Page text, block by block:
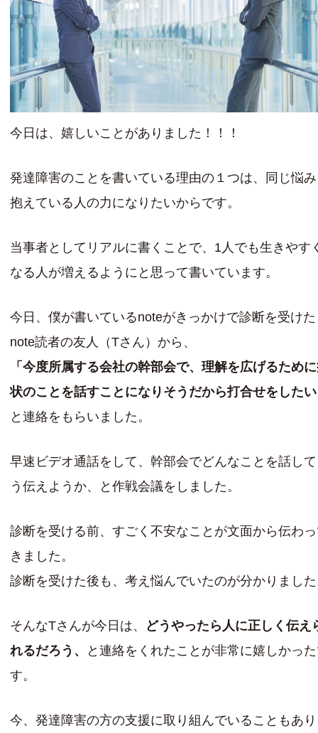
今日は、嬉しいことがありました！！！
発達障害のことを書いている理由の１つは、同じ悩
抱えている人の力になりたいからです。
当事者としてリアルに書くことで、1人でも生きやす
なる人が増えるようにと思って書いています。
今日、僕が書いているnoteがきっかけで診断を受けた
note読者の友人（Tさん）から、
「今度所属する会社の幹部会で、理解を広げるため
状のことを話すことになりそうだから打合せをした
と連絡をもらいました。
早速ビデオ通話をして、幹部会でどんなことを話し
う伝えようか、と作戦会議をしました。
診断を受ける前、すごく不安なことが文面から伝わ
きました。
診断を受けた後も、考え悩んでいたのが分かりまし
そんなTさんが今日は、 どうやったら人に正しく伝え
れるだろう、
と連絡をくれたことが非常に嬉しかっ
す。
今、発達障害の方の支援に取り組んでいることもあ